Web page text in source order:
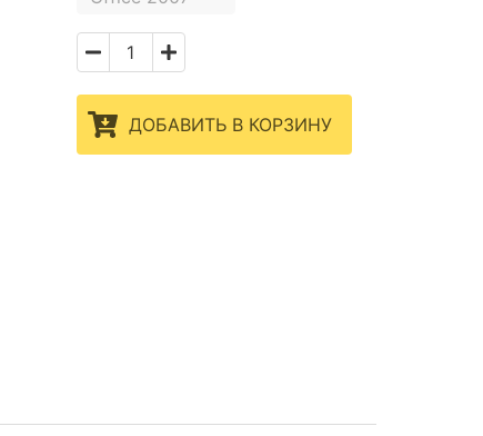
ДОБАВИТЬ В КОРЗИНУ